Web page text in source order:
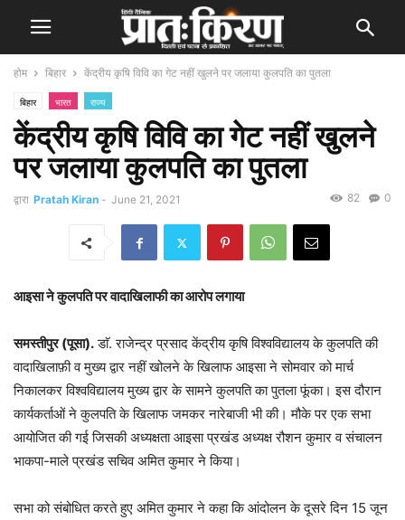
होम बिहार केंद्रीय कृषि विवि का गेट नहीं खुलने पर जलाया कुलपति का पुतला
बिहार भारत राज्य
केंद्रीय कृषि विवि का गेट नहीं खुलने
पर जलाया कुलपति का पुतला
द्वारा Pratah Kiran - June 21, 2021 0
82
आइसा ने कुलपति पर वादाखिलाफी का आरोप लगाया
समस्तीपुर (पूसा).डाॅ. राजेन्द्र प्रसाद केंद्रीय कृषि विश्वविद्यालय के कुलपति की
वादाखिलाफ़ी व मुख्य द्वार नहीं खोलने के खिलाफ आइसा ने सोमवार को मार्च
निकालकर विश्वविद्यालय मुख्य द्वार के सामने कुलपति का पुतला फूंका। इस दौरान
कार्यकर्ताओं ने कुलपति के खिलाफ जमकर नारेबाजी भी की। मौके पर एक सभा
आयोजित की गई जिसकी अध्यक्षता आइसा प्रखंड अध्यक्ष रौशन कुमार व संचालन
भाकपा-माले प्रखंड सचिव अमित कुमार ने किया।
सभा को संबोधित करते हुए अमित कुमार ने कहा कि आंदोलन के दूसरे दिन 15 जून